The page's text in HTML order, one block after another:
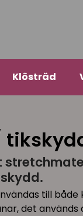
Klösträd
till
det används